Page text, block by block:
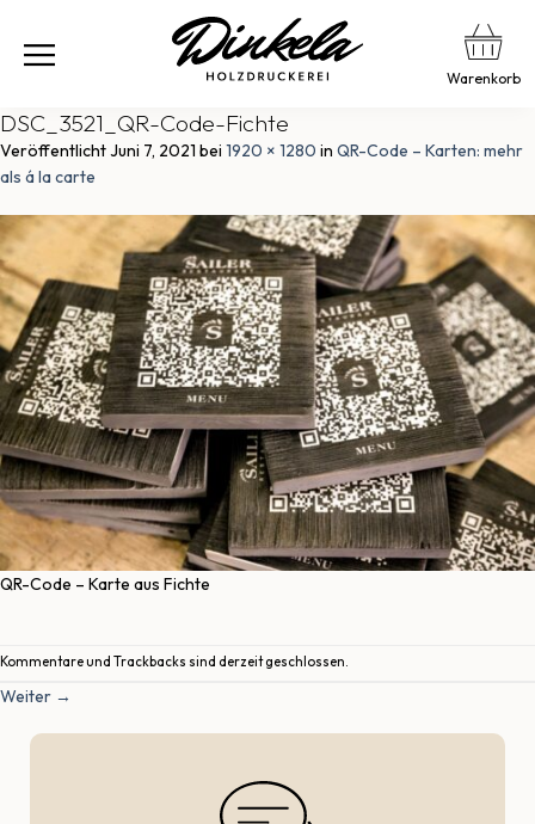
Warenkorb
DSC_3521_QR-Code-Fichte
VeröffentlichtJuni 7, 2021 bei 1920 × 1280 in QR-Code – Karten: mehr
als á la carte
QR-Code – Karte aus Fichte
Kommentare und Trackbacks sind derzeit geschlossen.
Weiter →